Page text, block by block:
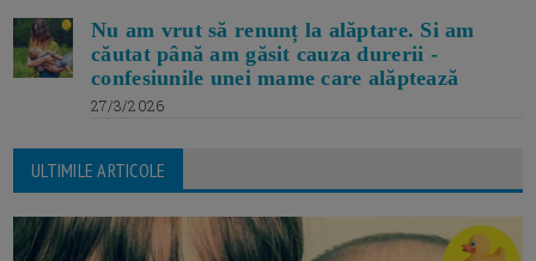
Nu am vrut să renunț la alăptare. Si am
căutat până am găsit cauza durerii -
confesiunile unei mame care alăptează
27/3/2026
ULTIMILE ARTICOLE